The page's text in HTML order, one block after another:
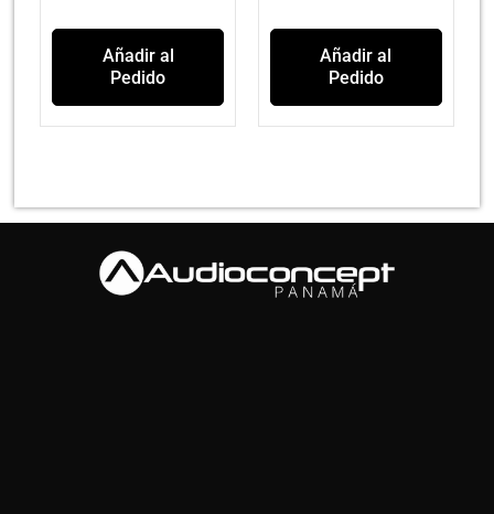
Añadir al
Pedido
Añadir al
Pedido